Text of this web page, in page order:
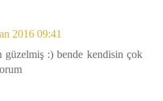
2016 09:41
güzelmiş :) bende kendisin çok